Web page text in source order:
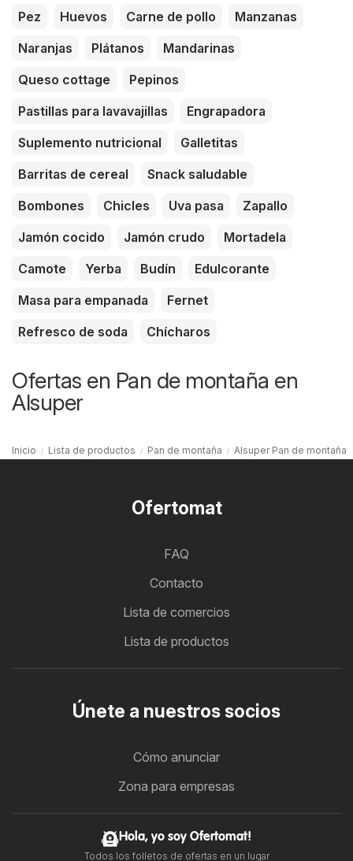
Pez Huevos Carne de pollo
Manzanas
Naranjas
Plátanos
Mandarinas
Queso cottage
Pepinos
Pastillas para lavavajillas
Engrapadora
Suplemento nutricional
Galletitas
Barritas de cereal
Snack saludable
Bombones
Chicles Uva pasa
Zapallo
Jamón cocido
Jamón crudo
Mortadela
Camote
Yerba Budín
Edulcorante
Masa para empanada
Fernet
Refresco de soda
Chícharos
Ofertas en Pan de montaña en
Alsuper
Inicio Lista de productos Pan de montaña Alsuper Pan de montaña
Ofertomat
FAQ
Contacto
Lista de comercios
Lista de productos
Únete a nuestros socios
Cómo anunciar
Zona para empresas
Hola, yo soy Ofertomat!
Todos los folletos de ofertas en un lugar